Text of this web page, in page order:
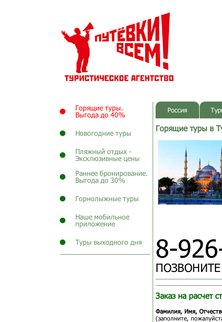
Горящие туры.
Выгода до 40%
Новогодние туры
Пляжный отдых -
Эксклюзивные цены
Раннее бронирование.
Выгода до 30%
Горнолыжные туры
Наше мобильное
приложение
Туры выходного дня
Россия
Горящие туры в
8-
Заказ на расчет
Фамилия, Имя,
(заполните,